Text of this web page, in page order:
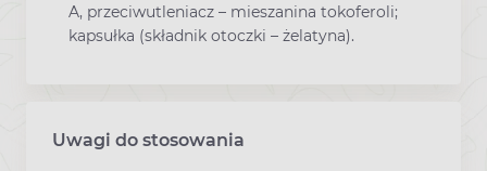
A, przeciwutleniacz – mieszanina tokoferoli;
kapsułka (składnik otoczki – żelatyna).
Uwagi do stosowania